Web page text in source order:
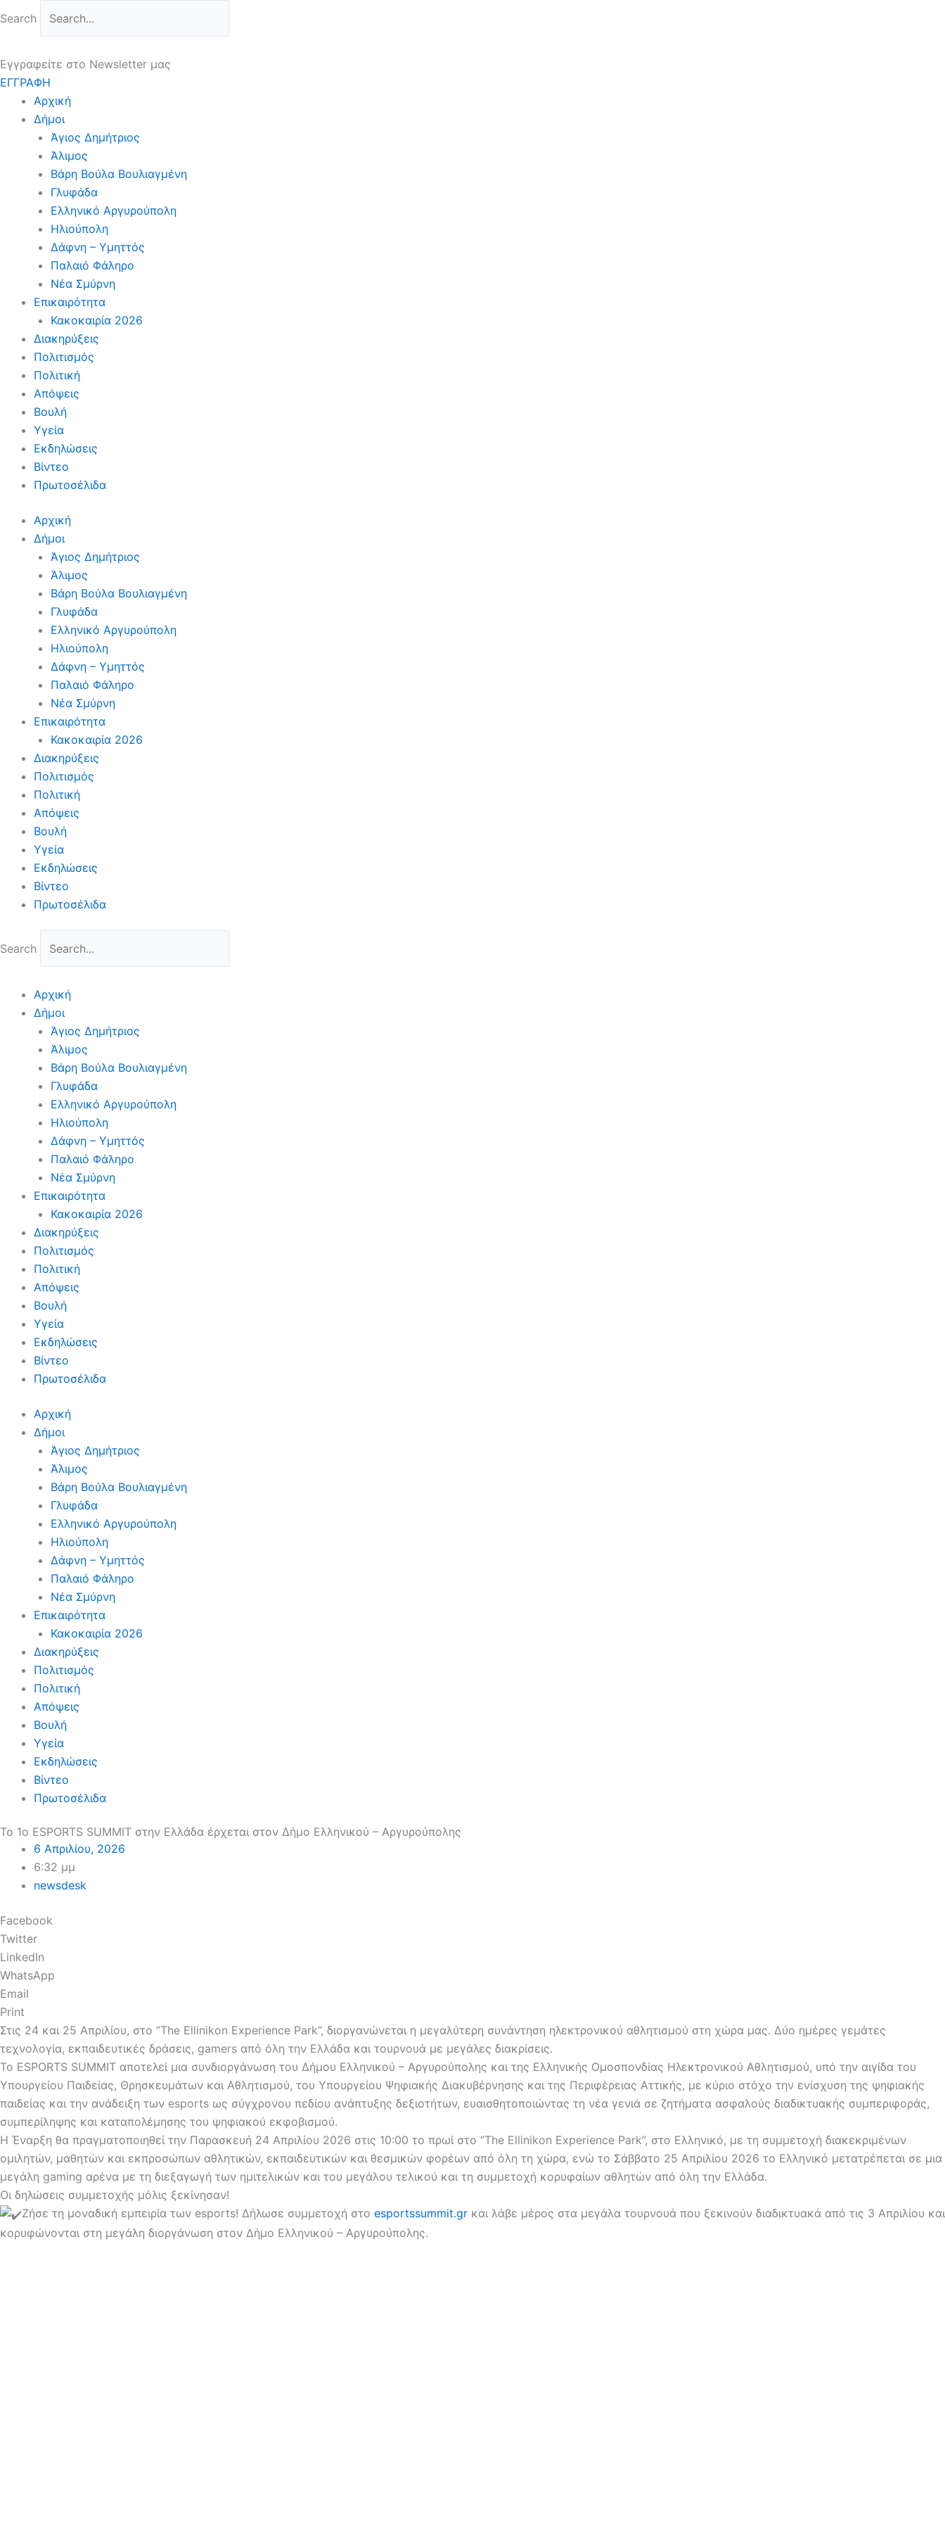
στο
Search
Εγγραφείτε στο Newsletter μας
ΕΓΓΡΑΦΗ
Αρχική
Δήμοι
Άγιος Δημήτριος
Άλιμος
Βάρη Βούλα Βουλιαγμένη
Γλυφάδα
Ελληνικό Αργυρούπολη
Ηλιούπολη
Δάφνη – Υμηττός
Παλαιό Φάληρο
Νέα Σμύρνη
Επικαιρότητα
Κακοκαιρία 2026
Διακηρύξεις
Πολιτισμός
Πολιτική
Απόψεις
Βουλή
Υγεία
Εκδηλώσεις
Βίντεο
Πρωτοσέλιδα
Αρχική
Δήμοι
Άγιος Δημήτριος
Άλιμος
Βάρη Βούλα Βουλιαγμένη
Γλυφάδα
Ελληνικό Αργυρούπολη
Ηλιούπολη
Δάφνη – Υμηττός
Παλαιό Φάληρο
Νέα Σμύρνη
Επικαιρότητα
Κακοκαιρία 2026
Διακηρύξεις
Πολιτισμός
Πολιτική
Απόψεις
Βουλή
Υγεία
Εκδηλώσεις
Βίντεο
Πρωτοσέλιδα
Search
Αρχική
Δήμοι
Άγιος Δημήτριος
Άλιμος
Βάρη Βούλα Βουλιαγμένη
Γλυφάδα
Ελληνικό Αργυρούπολη
Ηλιούπολη
Δάφνη – Υμηττός
Παλαιό Φάληρο
Νέα Σμύρνη
Επικαιρότητα
Κακοκαιρία 2026
Διακηρύξεις
Πολιτισμός
Πολιτική
Απόψεις
Βουλή
Υγεία
Εκδηλώσεις
Βίντεο
Πρωτοσέλιδα
Αρχική
Δήμοι
Άγιος Δημήτριος
Άλιμος
Βάρη Βούλα Βουλιαγμένη
Γλυφάδα
Ελληνικό Αργυρούπολη
Ηλιούπολη
Δάφνη – Υμηττός
Παλαιό Φάληρο
Νέα Σμύρνη
Επικαιρότητα
Κακοκαιρία 2026
Διακηρύξεις
Πολιτισμός
Πολιτική
Απόψεις
Βουλή
Υγεία
Εκδηλώσεις
Βίντεο
Πρωτοσέλιδα
Το 1ο ESPORTS SUMMIT στην Ελλάδα έρχεται στον Δήμο Ελληνικού – Αργυρούπολης
6 Απριλίου, 2026
6:32 μμ
newsdesk
Facebook
Twitter
LinkedIn
WhatsApp
Email
Print
Στις 24 και 25 Απριλίου, στο ”The Ellinikon Experience Park”, διοργανώνεται η μεγαλύτερη συνάντηση ηλεκτρονικού αθλητισμού στη χώρα μας. Δύο ημέρες γεμάτες
τεχνολογία, εκπαιδευτικές δράσεις, gamers από όλη την Ελλάδα και τουρνουά με μεγάλες διακρίσεις.
Το ESPORTS SUMMIT αποτελεί μια συνδιοργάνωση του Δήμου Ελληνικού – Αργυρούπολης και της Ελληνικής Ομοσπονδίας Ηλεκτρονικού Αθλητισμού, υπό την αιγίδα του
Υπουργείου Παιδείας, Θρησκευμάτων και Αθλητισμού, του Υπουργείου Ψηφιακής Διακυβέρνησης και της Περιφέρειας Αττικής, με κύριο στόχο την ενίσχυση της ψηφιακής
παιδείας και την ανάδειξη των esports ως σύγχρονου πεδίου ανάπτυξης δεξιοτήτων, ευαισθητοποιώντας τη νέα γενιά σε ζητήματα ασφαλούς διαδικτυακής συμπεριφοράς,
συμπερίληψης και καταπολέμησης του ψηφιακού εκφοβισμού.
Η Έναρξη θα πραγματοποιηθεί την Παρασκευή 24 Απριλίου 2026 στις 10:00 το πρωί στο ”The Ellinikon Experience Park”, στο Ελληνικό, με τη συμμετοχή διακεκριμένων
ομιλητών, μαθητών και εκπροσώπων αθλητικών, εκπαιδευτικών και θεσμικών φορέων από όλη τη χώρα, ενώ το Σάββατο 25 Απριλίου 2026 το Ελληνικό μετατρέπεται σε μια
μεγάλη gaming αρένα με τη διεξαγωγή των ημιτελικών και του μεγάλου τελικού και τη συμμετοχή κορυφαίων αθλητών από όλη την Ελλάδα.
Οι δηλώσεις συμμετοχής μόλις ξεκίνησαν!
Ζήσε τη μοναδική εμπειρία των esports! Δήλωσε συμμετοχή στο esportssummit.gr και λάβε μέρος στα μεγάλα τουρνουά που ξεκινούν διαδικτυακά από τις 3 Απριλίου και
κορυφώνονται στη μεγάλη διοργάνωση στον Δήμο Ελληνικού – Αργυρούπολης.